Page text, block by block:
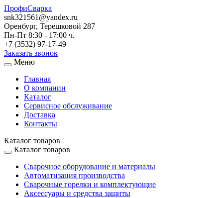
ПрофиСварка
snk321561@yandex.ru
Оренбург, Терешковой 287
Пн-Пт 8:30 - 17:00 ч.
+7 (3532) 97-17-49
Заказать звонок
Меню
Главная
О компании
Каталог
Сервисное обслуживание
Доставка
Контакты
Каталог товаров
Каталог товаров
Сварочное оборудование и материалы
Автоматизация производства
Сварочные горелки и комплектующие
Аксессуары и средства защиты